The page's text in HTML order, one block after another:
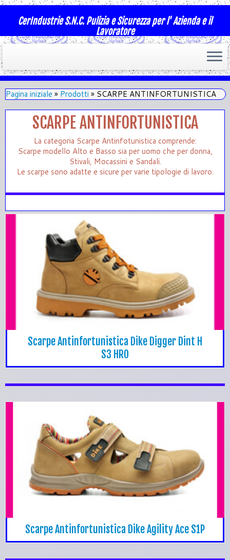
CerIndustrie S.N.C. Pulizia e Sicurezza per l' Azienda e il
Lavoratore
Pagina iniziale » Prodotti » SCARPE ANTINFORTUNISTICA
SCARPE ANTINFORTUNISTICA
La categoria Scarpe Antinfotunistica comprende:
Scarpe modello Alto e Basso sia per uomo che per donna,
Stivali, Mocassini e Sandali.
Le scarpe sono adatte e sicure per varie tipologie di lavoro.
Scarpe Antinfortunistica Dike Digger Dint H
S3 HRO
Scarpe Antinfortunistica Dike Agility Ace S1P